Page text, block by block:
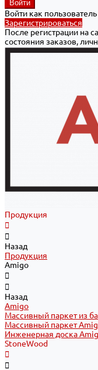
Войти как пользователь
Зарегистрироваться
После регистрации на
состояния заказов,
Продукция
Назад
Продукция
Amigo
Назад
Amigo
Массивный паркет из
Массивный паркет
Инженерная доска
StoneWood